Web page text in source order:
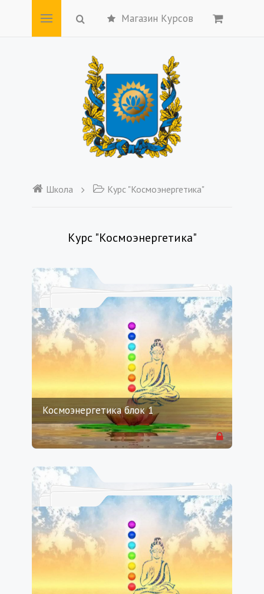
Магазин Курсов
Школа Курс "Космоэнергетика"
Курс "Космоэнергетика"
Космоэнергетика блок 1